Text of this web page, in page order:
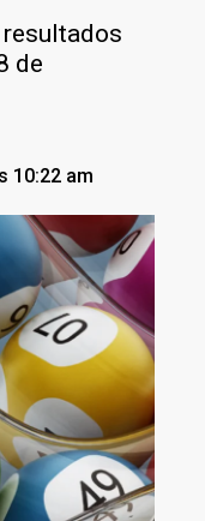
de
10:22 am